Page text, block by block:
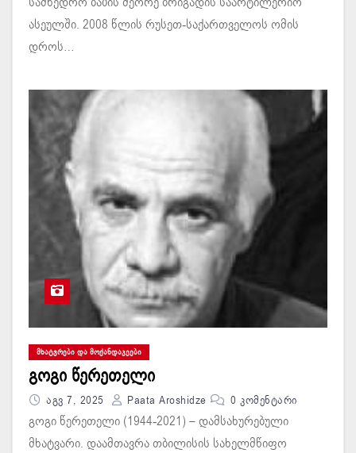
ასეულში. 2008 წლის რუსეთ-საქართველოს ომის
დროს…
ᲛᲮᲐᲢᲕᲠᲔᲑᲘ ᲓᲐ ᲛᲝᲥᲐᲜᲓᲐᲙᲔᲔᲑᲘ
გოგი წერეთელი
Აგვ 7, 2025 Paata Aroshidze 0 Კომენტარი
გოგი წერეთელი (1944-2021) – დამსახურებული
მხატვარი. დაამთავრა თბილისის სახელმწიფო